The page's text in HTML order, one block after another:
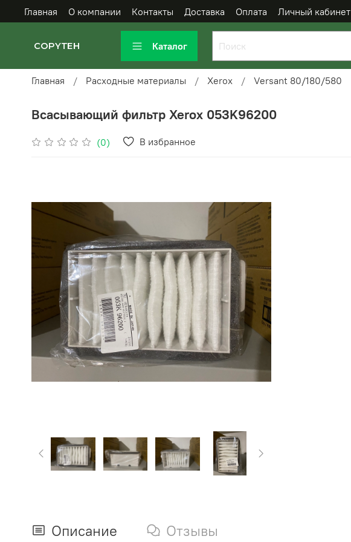
Главная О компании Контакты Доставка Оплата Личный кабинет
COPYTEH Каталог
Главная Расходные материалы Xerox Versant 80/180/580
Всасывающий фильтр Xerox 053K96200
(0) В избранное
Описание Отзывы